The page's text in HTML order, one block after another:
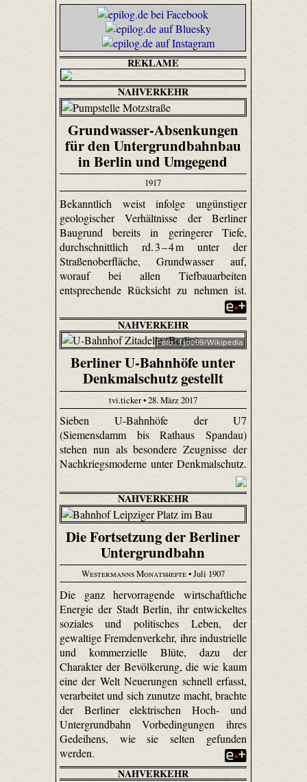
REKLAME
NAHVERKEHR
Grundwasser-Absenkungen
für den Untergrundbahnbau
in Berlin und Umgegend
1917
Bekanntlich weist infolge ungünstiger
geologischer Verhältnisse der Berliner
Baugrund bereits in geringerer Tiefe,
durchschnittlich rd. 3 – 4 m unter der
Straßenoberfläche, Grundwasser auf,
worauf bei allen Tiefbauarbeiten
entsprechende Rücksicht zu nehmen ist.
NAHVERKEHR
Foto: Tjo099/Wikipedia
Berliner U-Bahnhöfe unter
Denkmalschutz gestellt
tvi.ticker • 28. März 2017
Sieben U-Bahnhöfe der U7
(Siemensdamm bis Rathaus Spandau)
stehen nun als besondere Zeugnisse der
Nachkriegsmoderne unter Denkmalschutz.
NAHVERKEHR
Die Fortsetzung der Berliner
Untergrundbahn
Westermanns Monatshefte• Juli 1907
Die ganz hervorragende wirtschaftliche
Energie der Stadt Berlin, ihr entwickeltes
soziales und politisches Leben, der
gewaltige Fremdenverkehr, ihre industrielle
und kommerzielle Blüte, dazu der
Charakter der Bevölkerung, die wie kaum
eine der Welt Neuerungen schnell erfasst,
verarbeitet und sich zunutze macht, brachte
der Berliner elektrischen Hoch- und
Untergrundbahn Vorbedingungen ihres
Gedeihens, wie sie selten gefunden
werden.
NAHVERKEHR